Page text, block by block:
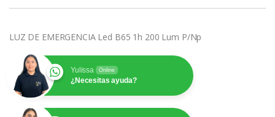
LUZ DE EMERGENCIA Led B65 1h 200 Lum P/Np
Yulissa Online
¿Necesitas ayuda?